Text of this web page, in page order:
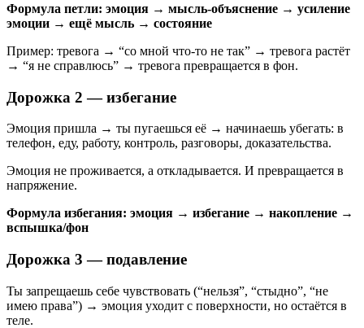
Формула петли: эмоция → мысль-объяснение → усиление
эмоции → ещё мысль → состояние
Пример: тревога → “со мной что-то не так” → тревога растёт
→ “я не справлюсь” → тревога превращается в фон.
Дорожка 2 — избегание
Эмоция пришла → ты пугаешься её → начинаешь убегать: в
телефон, еду, работу, контроль, разговоры, доказательства.
Эмоция не проживается, а откладывается. И превращается в
напряжение.
Формула избегания: эмоция → избегание → накопление →
вспышка/фон
Дорожка 3 — подавление
Ты запрещаешь себе чувствовать (“нельзя”, “стыдно”, “не
имею права”) → эмоция уходит с поверхности, но остаётся в
теле.